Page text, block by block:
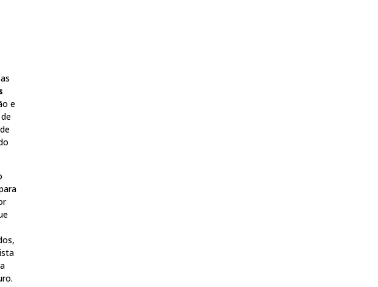
e